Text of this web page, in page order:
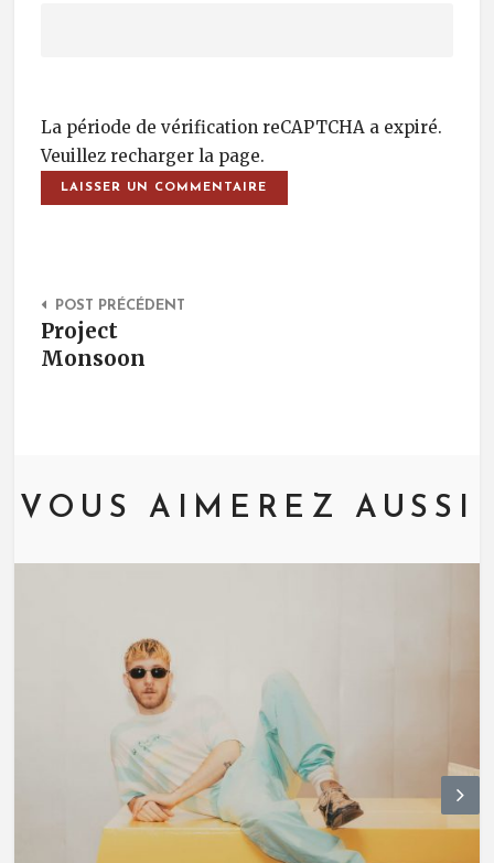
La période de vérification reCAPTCHA a expiré.
Veuillez recharger la page.
Post Navigation
POST PRÉCÉDENT
Project
Monsoon
VOUS AIMEREZ AUSSI
N